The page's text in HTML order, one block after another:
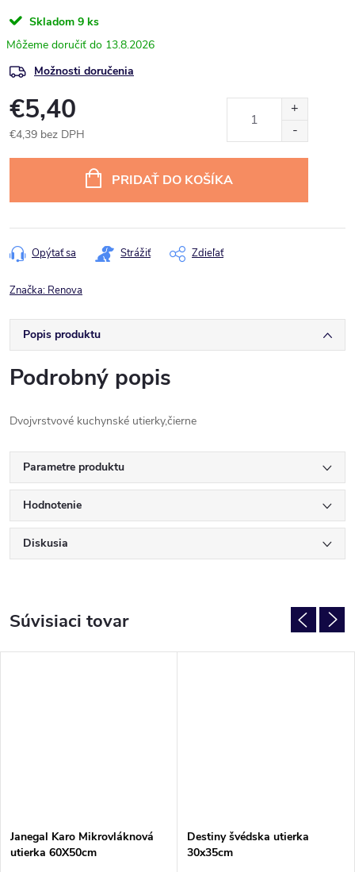
Skladom 9 ks
13.8.2026
Možnosti doručenia
€5,40
€4,39 bez DPH
PRIDAŤ DO KOŠÍKA
Opýtať sa Strážiť Zdieľať
Značka: Renova
Popis produktu
Podrobný popis
Dvojvrstvové kuchynské utierky,čierne
Parametre produktu
Hodnotenie
Diskusia
Súvisiaci tovar
Janegal Karo Mikrovláknová
utierka 60X50cm
Destiny švédska utierka
30x35cm